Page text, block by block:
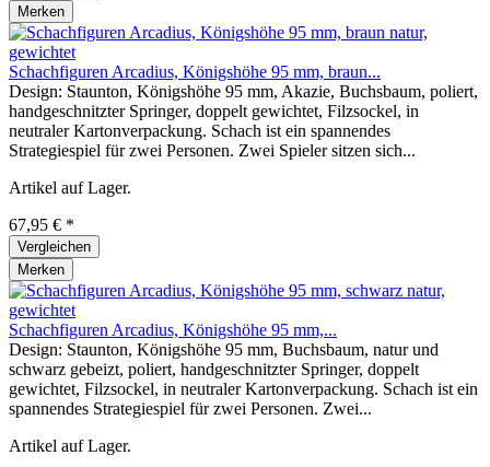
Merken
Schachfiguren Arcadius, Königshöhe 95 mm, braun...
Design: Staunton, Königshöhe 95 mm, Akazie, Buchsbaum, poliert,
handgeschnitzter Springer, doppelt gewichtet, Filzsockel, in
neutraler Kartonverpackung. Schach ist ein spannendes
Strategiespiel für zwei Personen. Zwei Spieler sitzen sich...
Artikel auf Lager.
67,95 € *
Vergleichen
Merken
Schachfiguren Arcadius, Königshöhe 95 mm,...
Design: Staunton, Königshöhe 95 mm, Buchsbaum, natur und
schwarz gebeizt, poliert, handgeschnitzter Springer, doppelt
gewichtet, Filzsockel, in neutraler Kartonverpackung. Schach ist ein
spannendes Strategiespiel für zwei Personen. Zwei...
Artikel auf Lager.